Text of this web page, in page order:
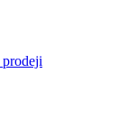
prodeji